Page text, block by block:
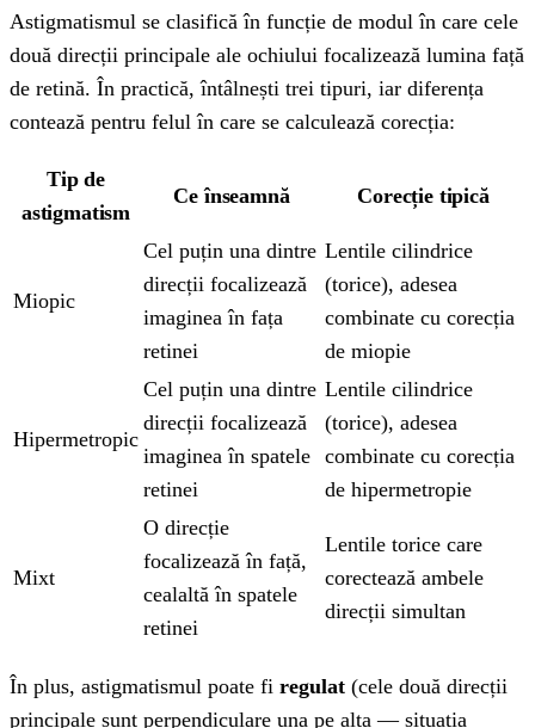
Astigmatismul se clasifică în funcție de modul în care cele
două direcții principale ale ochiului focalizează lumina față
de retină. În practică, întâlnești trei tipuri, iar diferența
contează pentru felul în care se calculează corecția:
Tip de
astigmatism
Ce înseamnă Corecție tipică
Miopic
Cel puțin una dintre
direcții focalizează
imaginea în fața
retinei
Lentile cilindrice
(torice), adesea
combinate cu corecția
de miopie
Hipermetropic
Cel puțin una dintre
direcții focalizează
imaginea în spatele
retinei
Lentile cilindrice
(torice), adesea
combinate cu corecția
de hipermetropie
Mixt
O direcție
focalizează în față,
cealaltă în spatele
retinei
Lentile torice care
corectează ambele
direcții simultan
În plus, astigmatismul poate fi regulat (cele două direcții
principale sunt perpendiculare una pe alta — situația